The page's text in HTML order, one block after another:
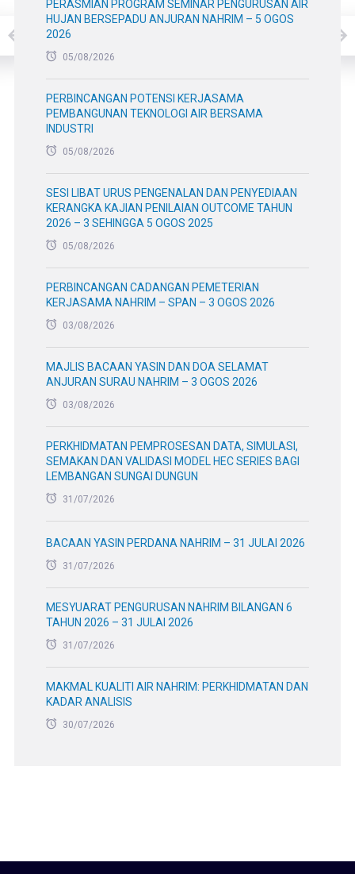
PERASMIAN PROGRAM SEMINAR PENGURUSAN AIR
HUJAN BERSEPADU ANJURAN NAHRIM – 5 OGOS
2026
05/08/2026
PERBINCANGAN POTENSI KERJASAMA
PEMBANGUNAN TEKNOLOGI AIR BERSAMA
INDUSTRI
05/08/2026
SESI LIBAT URUS PENGENALAN DAN PENYEDIAAN
KERANGKA KAJIAN PENILAIAN OUTCOME TAHUN
2026 – 3 SEHINGGA 5 OGOS 2025
05/08/2026
PERBINCANGAN CADANGAN PEMETERIAN
KERJASAMA NAHRIM – SPAN – 3 OGOS 2026
03/08/2026
MAJLIS BACAAN YASIN DAN DOA SELAMAT
ANJURAN SURAU NAHRIM – 3 OGOS 2026
03/08/2026
PERKHIDMATAN PEMPROSESAN DATA, SIMULASI,
SEMAKAN DAN VALIDASI MODEL HEC SERIES BAGI
LEMBANGAN SUNGAI DUNGUN
31/07/2026
BACAAN YASIN PERDANA NAHRIM – 31 JULAI 2026
31/07/2026
MESYUARAT PENGURUSAN NAHRIM BILANGAN 6
TAHUN 2026 – 31 JULAI 2026
31/07/2026
MAKMAL KUALITI AIR NAHRIM: PERKHIDMATAN DAN
KADAR ANALISIS
30/07/2026